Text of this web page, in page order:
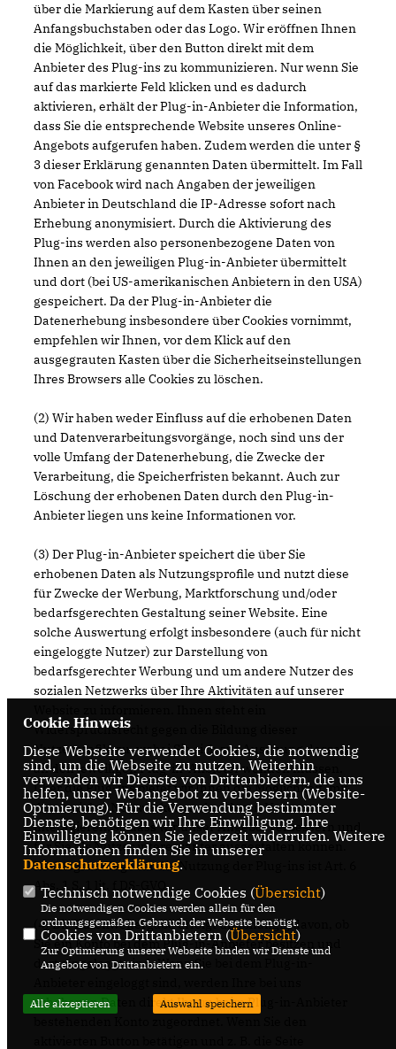
über die Markierung auf dem Kasten über seinen
Anfangsbuchstaben oder das Logo. Wir eröffnen Ihnen
die Möglichkeit, über den Button direkt mit dem
Anbieter des Plug-ins zu kommunizieren. Nur wenn Sie
auf das markierte Feld klicken und es dadurch
aktivieren, erhält der Plug-in-Anbieter die Information,
dass Sie die entsprechende Website unseres Online-
Angebots aufgerufen haben. Zudem werden die unter §
3 dieser Erklärung genannten Daten übermittelt. Im Fall
von Facebook wird nach Angaben der jeweiligen
Anbieter in Deutschland die IP-Adresse sofort nach
Erhebung anonymisiert. Durch die Aktivierung des
Plug-ins werden also personenbezogene Daten von
Ihnen an den jeweiligen Plug-in-Anbieter übermittelt
und dort (bei US-amerikanischen Anbietern in den USA)
gespeichert. Da der Plug-in-Anbieter die
Datenerhebung insbesondere über Cookies vornimmt,
empfehlen wir Ihnen, vor dem Klick auf den
ausgegrauten Kasten über die Sicherheitseinstellungen
Ihres Browsers alle Cookies zu löschen.
(2) Wir haben weder Einfluss auf die erhobenen Daten
und Datenverarbeitungsvorgänge, noch sind uns der
volle Umfang der Datenerhebung, die Zwecke der
Verarbeitung, die Speicherfristen bekannt. Auch zur
Löschung der erhobenen Daten durch den Plug-in-
Anbieter liegen uns keine Informationen vor.
(3) Der Plug-in-Anbieter speichert die über Sie
erhobenen Daten als Nutzungsprofile und nutzt diese
für Zwecke der Werbung, Marktforschung und/oder
bedarfsgerechten Gestaltung seiner Website. Eine
solche Auswertung erfolgt insbesondere (auch für nicht
eingeloggte Nutzer) zur Darstellung von
bedarfsgerechter Werbung und um andere Nutzer des
sozialen Netzwerks über Ihre Aktivitäten auf unserer
Widerspruchsrecht gegen die Bildung dieser
Nutzerprofile zu, wobei Sie sich zur Ausübung dessen
an den jeweiligen Plug-in-Anbieter wenden müssen.
Über die Plug-ins bietet wir Ihnen die Möglichkeit, mit
den sozialen Netzwerken und anderen Nutzern zu
interagieren, so dass wir unser Angebot verbessern und
für Sie als Nutzer interessanter ausgestalten können.
Rechtsgrundlage für die Nutzung der Plug-ins ist Art. 6
Abs. 1 S. 1 lit. f DS-GVO.
(4) Die Datenweitergabe erfolgt unabhängig davon, ob
Sie ein Konto bei dem Plug-in-Anbieter besitzen und
dort eingeloggt sind. Wenn Sie bei dem Plug-in-
erhobenen Daten direkt Ihrem beim Plug-in-Anbieter
Cookie Hinweis
Diese Webseite verwendet Cookies, die notwendig
sind, um die Webseite zu nutzen. Weiterhin
verwenden wir Dienste von Drittanbietern, die uns
helfen, unser Webangebot zu verbessern (Website-
Optmierung). Für die Verwendung bestimmter
Dienste, benötigen wir Ihre Einwilligung. Ihre
Einwilligung können Sie jederzeit widerrufen. Weitere
Informationen finden Sie in unserer
Datenschutzerklärung.
Technisch notwendige Cookies (Übersicht)
Die notwendigen Cookies werden allein für den
ordnungsgemäßen Gebrauch der Webseite benötigt.
Cookies von Drittanbietern (Übersicht)
Zur Optimierung unserer Webseite binden wir Dienste und
Angebote von Drittanbietern ein.
Alle akzeptieren Auswahl speichern